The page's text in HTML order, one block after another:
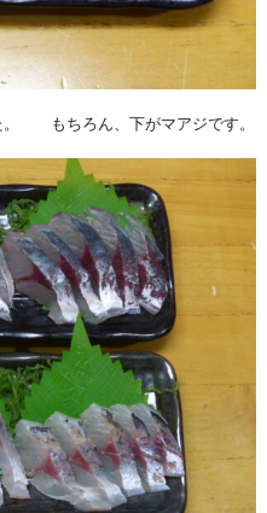
。 もちろん、下がマアジです。